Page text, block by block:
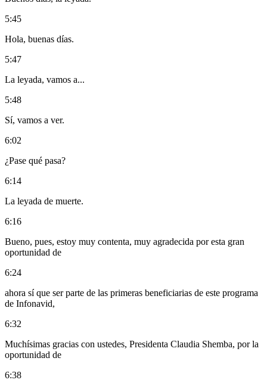
5:45
Hola, buenas días.
5:47
La leyada, vamos a...
5:48
Sí, vamos a ver.
6:02
¿Pase qué pasa?
6:14
La leyada de muerte.
6:16
Bueno, pues, estoy muy contenta, muy agradecida por esta gran
oportunidad de
6:24
ahora sí que ser parte de las primeras beneficiarias de este programa
de Infonavid,
6:32
Muchísimas gracias con ustedes, Presidenta Claudia Shemba, por la
oportunidad de
6:38